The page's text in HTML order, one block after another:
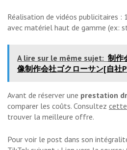
Réalisation de vidéos publicitaires
avec matériel haut de gamme (ex:
A lire sur le même sujet: 制作
像制作会社ゴクローサン[自社
Avant de réserver une prestation
comparer les coûts. Consultez cette
trouver la meilleure offre.
Pour voir le post dans son